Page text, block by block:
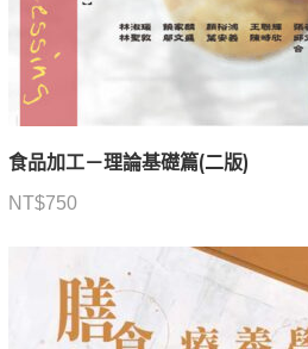
食品加工－理論基礎篇(二版)
NT$750